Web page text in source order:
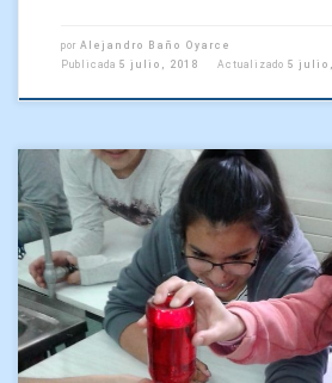
por Alejandro Baño Oyarce
Publicada 5 julio, 2018 Actualizado 5 julio,
Entre el 8 y el 12 de enero se efectuó
Ciencia: la Tierra se está
Ciencias […]